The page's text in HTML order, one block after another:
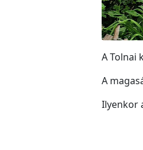
A Tolnai
A
Ilyenkor